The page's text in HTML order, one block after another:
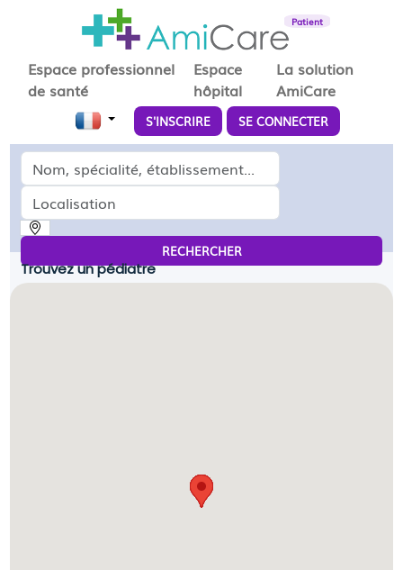
Patient
Espace professionnel
de santé
Espace
hôpital
La solution
AmiCare
S'INSCRIRE SE CONNECTER
Médecin, spécialité, établissement...
Localisation
RECHERCHER
Trouvez un pédiatre